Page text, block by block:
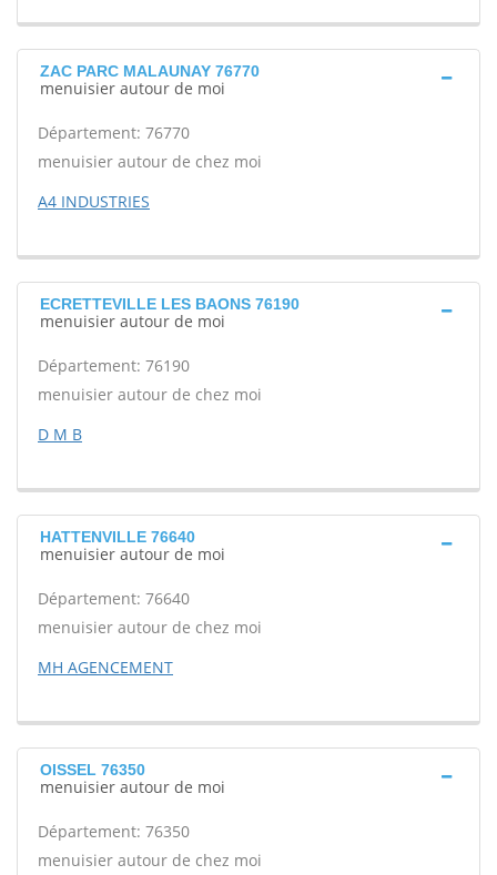
ZAC PARC MALAUNAY 76770
menuisier autour de moi
Département: 76770
menuisier autour de chez moi
A4 INDUSTRIES
ECRETTEVILLE LES BAONS 76190
menuisier autour de moi
Département: 76190
menuisier autour de chez moi
D M B
HATTENVILLE 76640
menuisier autour de moi
Département: 76640
menuisier autour de chez moi
MH AGENCEMENT
OISSEL 76350
menuisier autour de moi
Département: 76350
menuisier autour de chez moi